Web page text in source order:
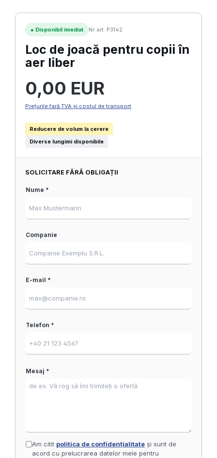
● Disponibil imediat Nr. art. P3142
Loc de joacă pentru copii în
aer liber
0,00 EUR
Prețurile fară TVA și costul de transport
Reducere de volum la cerere
Diverse lungimi disponibile
SOLICITARE FĂRĂ OBLIGAȚII
Nume *
Companie
E-mail *
Telefon *
Mesaj *
Am citit politica de confidențialitateși sunt de
acord cu prelucrarea datelor mele pentru